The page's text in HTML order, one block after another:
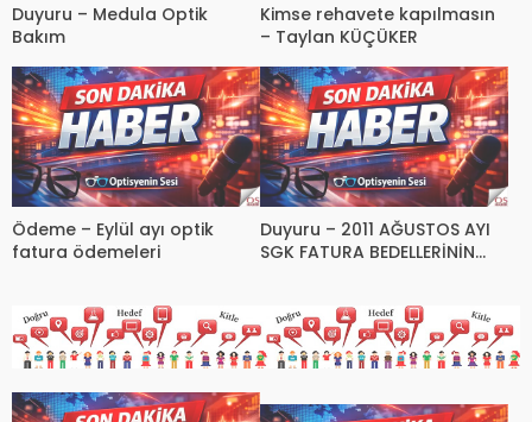
Duyuru – Medula Optik
Bakım
Kimse rehavete kapılmasın
– Taylan KÜÇÜKER
Ödeme – Eylül ayı optik
fatura ödemeleri
Duyuru – 2011 AĞUSTOS AYI
SGK FATURA BEDELLERİNİN